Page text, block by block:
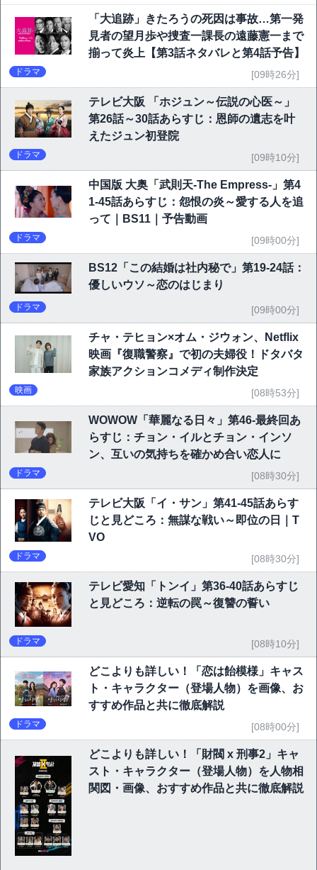
「大追跡」きたろうの死因は事故…第一発
見者の望月歩や捜査一課長の遠藤憲一まで
揃って炎上【第3話ネタバレと第4話予告】
ドラマ [09時26分]
テレビ大阪 「ホジュン～伝説の心医～」
第26話～30話あらすじ：恩師の遺志を叶
えたジュン初登院
ドラマ [09時10分]
中国版 大奥「武則天-The Empress-」第4
1-45話あらすじ：怨恨の炎～愛する人を追
って｜BS11｜予告動画
ドラマ [09時00分]
BS12「この結婚は社内秘で」第19-24話：
優しいウソ～恋のはじまり
ドラマ [09時00分]
チャ・テヒョン×オム・ジウォン、Netflix
映画『復職警察』で初の夫婦役！ドタバタ
家族アクションコメディ制作決定
映画 [08時53分]
WOWOW「華麗なる日々」第46-最終回あ
らすじ：チョン・イルとチョン・インソ
ン、互いの気持ちを確かめ合い恋人に
ドラマ [08時30分]
テレビ大阪「イ・サン」第41-45話あらす
じと見どころ：無謀な戦い～即位の日｜T
VO
ドラマ [08時30分]
テレビ愛知「トンイ」第36-40話あらすじ
と見どころ：逆転の罠～復讐の誓い
ドラマ [08時10分]
どこよりも詳しい！「恋は飴模様」キャス
ト・キャラクター（登場人物）を画像、お
すすめ作品と共に徹底解説
ドラマ [08時00分]
どこよりも詳しい！「財閥 x 刑事2」キャ
スト・キャラクター（登場人物）を人物相
関図・画像、おすすめ作品と共に徹底解説